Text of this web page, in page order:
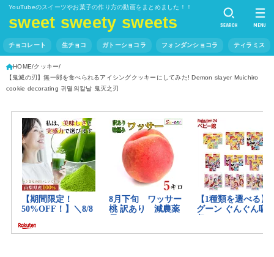
YouTubeのスイーツやお菓子の作り方の動画をまとめました！！
sweet sweety sweets
チョコレート 生チョコ ガトーショコラ フォンダンショコラ ティラミス
SEARCH MENU
HOME クッキー
【鬼滅の刃】無一郎を食べられるアイシングクッキーにしてみた! Demon slayer Muichiro
cookie decorating 귀멸의칼날 鬼灭之刃